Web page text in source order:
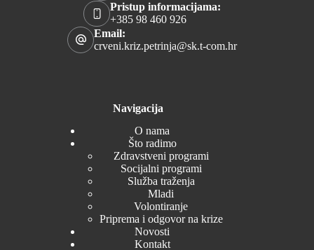
Pristup informacijama:
+385 98 460 926
Email:
crveni.kriz.petrinja@sk.t-com.hr
Navigacija
O nama
Što radimo
Zdravstveni programi
Socijalni programi
Služba traženja
Mladi
Volontiranje
Priprema i odgovor na krize
Novosti
Kontakt